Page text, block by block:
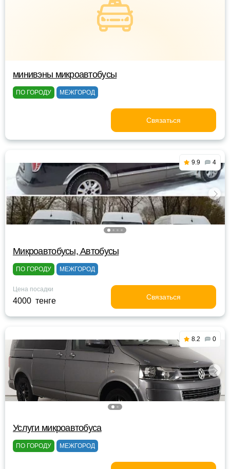
минивэны микроавтобусы
ПО ГОРОДУ МЕЖГОРОД
Связаться
9.9 4
Микроавтобусы, Автобусы
ПО ГОРОДУ МЕЖГОРОД
Цена посадки
4000 тенге Связаться
8.2 0
Услуги микроавтобуса
ПО ГОРОДУ МЕЖГОРОД